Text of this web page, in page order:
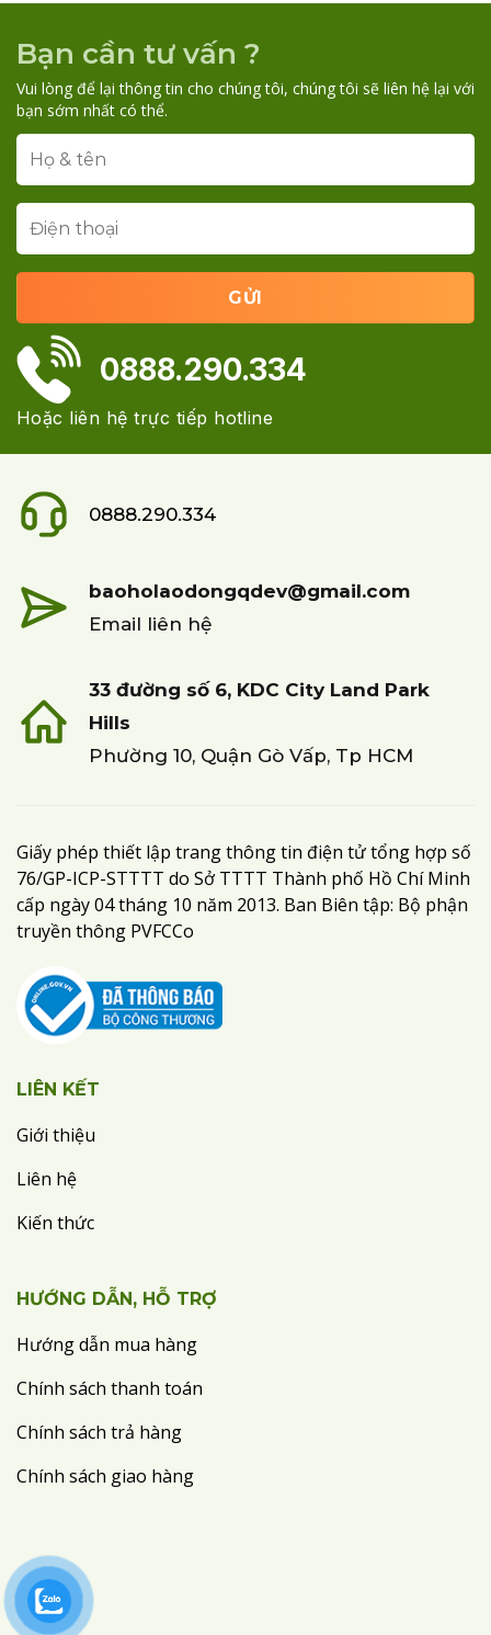
Bạn cần tư vấn ?
Vui lòng để lại thông tin cho chúng tôi, chúng tôi sẽ liên hệ lại với
bạn sớm nhất có thể.
0888.290.334
Hoặc liên hệ trực tiếp hotline
0888.290.334
baoholaodongqdev@gmail.com
Email liên hệ
33 đường số 6, KDC City Land Park
Hills
Phường 10, Quận Gò Vấp, Tp HCM
Giấy phép thiết lập trang thông tin điện tử tổng hợp số
76/GP-ICP-STTTT do Sở TTTT Thành phố Hồ Chí Minh
cấp ngày 04 tháng 10 năm 2013. Ban Biên tập: Bộ phận
truyền thông PVFCCo
LIÊN KẾT
Giới thiệu
Liên hệ
Kiến thức
HƯỚNG DẪN, HỖ TRỢ
Hướng dẫn mua hàng
Chính sách thanh toán
Chính sách trả hàng
Chính sách giao hàng